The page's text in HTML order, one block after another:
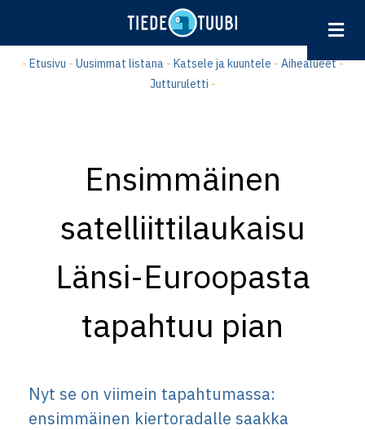
- Etusivu - Uusimmat listana- Katsele ja kuuntele - Aihealueet-
Jutturuletti -
Ensimmäinen
satelliittilaukaisu
Länsi-Euroopasta
tapahtuu pian
Nyt se on viimein tapahtumassa:
ensimmäinen kiertoradalle saakka